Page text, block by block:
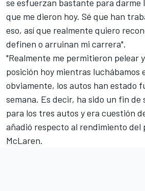
se esfuerzan bastante para darme
que me dieron hoy. Sé que han
eso, así que realmente quiero
definen o arruinan mi carrera".
"Realmente me permitieron pelear
posición hoy mientras luchábamos
obviamente, los autos han estado
semana. Es decir, ha sido un fin de
para los tres autos y era cuestión
añadió respecto al rendimiento del
McLaren.